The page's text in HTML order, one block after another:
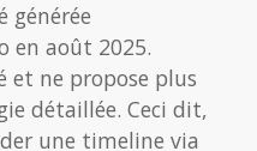
générée
en août 2025.
et ne propose plus
détaillée. Ceci dit,
une timeline via